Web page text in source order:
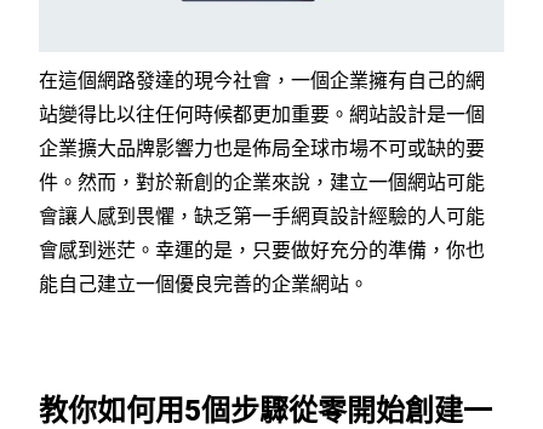
在這個網路發達的現今社會，一個企業擁有自己的網
站變得比以往任何時候都更加重要。網站設計是一個
企業擴大品牌影響力也是佈局全球市場不可或缺的要
件。然而，對於新創的企業來說，建立一個網站可能
會讓人感到畏懼，缺乏第一手網頁設計經驗的人可能
會感到迷茫。幸運的是，只要做好充分的準備，你也
能自己建立一個優良完善的企業網站。
教你如何用5個步驟從零開始創建一